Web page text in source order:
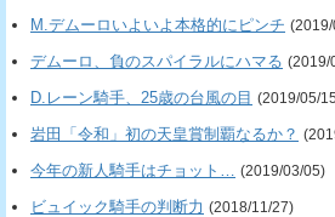
M.デムーロいよいよ本格的にピンチ
デムーロ、負のスパイラルにハマる (2019/
D.レーン騎手、25歳の台風の目 (2019/05/
岩田「令和」初の天皇賞制覇なるか？
今年の新人騎手はチョット… (2019/03/05)
ビュイック騎手の判断力 (2018/11/27)